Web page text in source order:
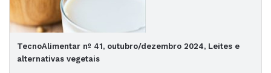
TecnoAlimentar nº 41, outubro/dezembro 2024, Leites e
alternativas vegetais